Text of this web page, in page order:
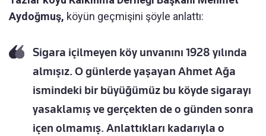
Aydoğmuş, köyün geçmişini şöyle anlattı:
Sigara içilmeyen köy unvanını 1928 yılında
almışız. O günlerde yaşayan Ahmet Ağa
ismindeki bir büyüğümüz bu köyde sigarayı
yasaklamış ve gerçekten de o günden sonra
içen olmamış. Anlattıkları kadarıyla o